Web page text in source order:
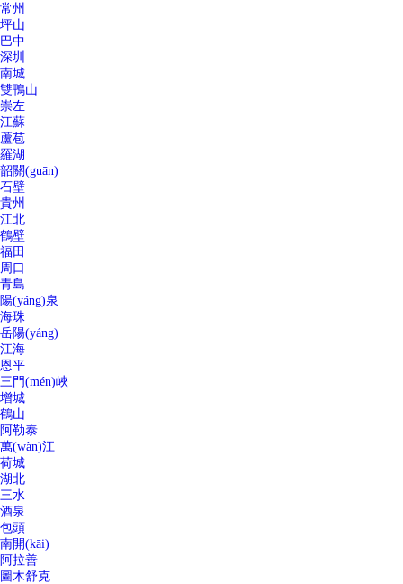
常州
坪山
巴中
深圳
南城
雙鴨山
崇左
江蘇
蘆苞
羅湖
韶關(guān)
石壁
貴州
江北
鶴壁
福田
周口
青島
陽(yáng)泉
海珠
岳陽(yáng)
江海
恩平
三門(mén)峽
增城
鶴山
阿勒泰
萬(wàn)江
荷城
湖北
三水
酒泉
包頭
南開(kāi)
阿拉善
圖木舒克